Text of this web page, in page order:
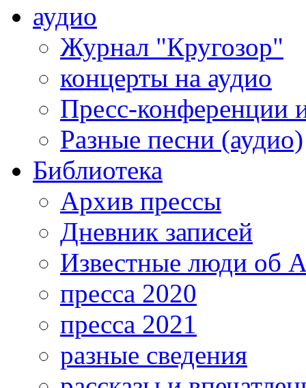
аудио
Журнал "Кругозор"
концерты на аудио
Пресс-конференции
Разные песни (аудио)
Библиотека
Архив прессы
Дневник записей
Известные люди об
пресса 2020
пресса 2021
разные сведения